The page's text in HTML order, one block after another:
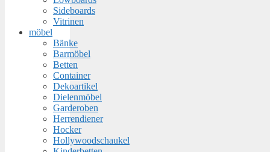
Sideboards
Vitrinen
möbel
Bänke
Barmöbel
Betten
Container
Dekoartikel
Dielenmöbel
Garderoben
Herrendiener
Hocker
Hollywoodschaukel